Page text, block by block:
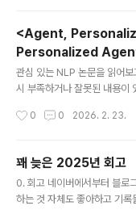
t distillation (CD)로 확장,
meter에 internalize하는
L은 base LLM의 context
는 길이에서도 near-
<Agent,
Personalized
eedback
관심 있는 NLP 논문을 읽어
시 부족하거나 잘못된 내용이
ce Labs, Princeton
임워크 제안 - pre-action
n feedback이라는 dual
여 explicit per-user
0 0 2026. 2. 23.
꽤 늦은 2025년 회고
0. 회고 네이버에서부터 블로
하는 것 자체도 좋아하고 기록